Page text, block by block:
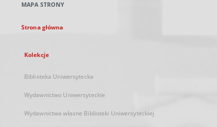
karcie
MAPA STRONY
Strona główna
Kolekcje
Biblioteka Uniwersytecka
Wydawnictwo Uniwersyteckie
Wydawnictwa własne Biblioteki Uniwersyteckiej